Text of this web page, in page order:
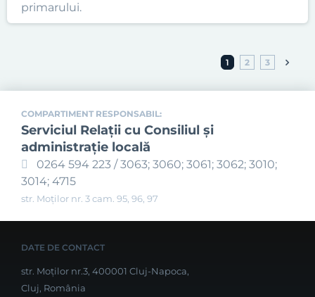
primarului.
1 2 3
COMPARTIMENT RESPONSABIL:
Serviciul Relaţii cu Consiliul şi
administraţie locală
0264 594 223 / 3063; 3060; 3061; 3062; 3010;
3014; 4715
str. Moților nr. 3 cam. 95, 96, 97
DATE DE CONTACT
str. Moților nr.3, 400001 Cluj-Napoca,
Cluj, România